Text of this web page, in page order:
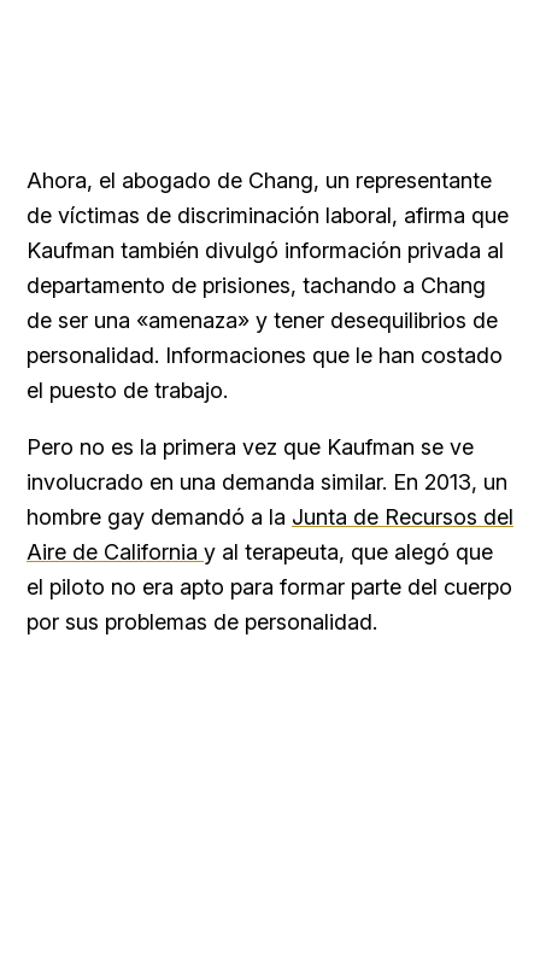
Ahora, el abogado de Chang, un representante
de víctimas de discriminación laboral, afirma que
Kaufman también divulgó información privada al
departamento de prisiones, tachando a Chang
de ser una «amenaza» y tener desequilibrios de
personalidad. Informaciones que le han costado
el puesto de trabajo.
Pero no es la primera vez que Kaufman se ve
involucrado en una demanda similar. En 2013, un
hombre gay demandó a la Junta de Recursos del
Aire de California y al terapeuta, que alegó que
el piloto no era apto para formar parte del cuerpo
por sus problemas de personalidad.